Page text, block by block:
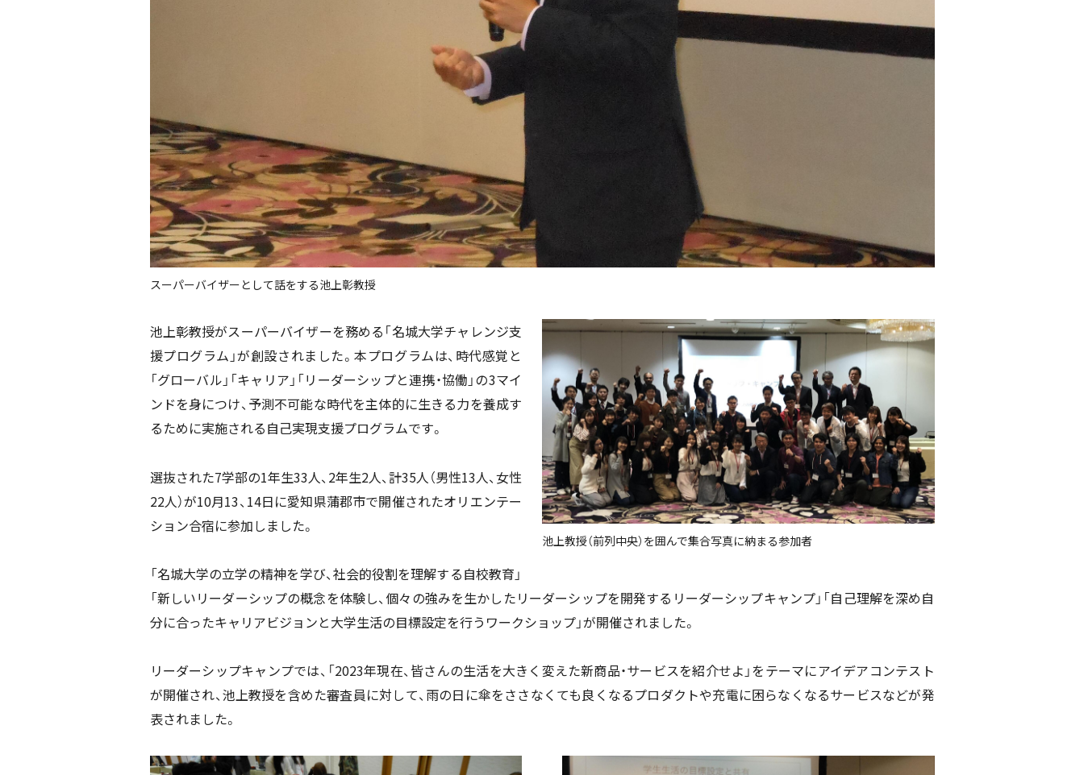
スーパーバイザーとして話をする池上彰教授
池上教授（前列中央）を囲んで集合写真に納まる参加者
池上彰教授がスーパーバイザーを務める「名城大学チャレンジ支
援プログラム」が創設されました。本プログラムは、時代感覚と
「グローバル」「キャリア」「リーダーシップと連携・協働」の3マイ
ンドを身につけ、予測不可能な時代を主体的に生きる力を養成す
るために実施される自己実現支援プログラムです。
選抜された7学部の1年生33人、2年生2人、計35人（男性13人、女性
22人）が10月13、14日に愛知県蒲郡市で開催されたオリエンテー
ション合宿に参加しました。
「名城大学の立学の精神を学び、社会的役割を理解する自校教育」
「新しいリーダーシップの概念を体験し、個々の強みを生かしたリーダーシップを開発するリーダーシップキャンプ」「自己理解を深め自
分に合ったキャリアビジョンと大学生活の目標設定を行うワークショップ」が開催されました。
リーダーシップキャンプでは、「2023年現在、皆さんの生活を大きく変えた新商品・サービスを紹介せよ」をテーマにアイデアコンテスト
が開催され、池上教授を含めた審査員に対して、雨の日に傘をささなくても良くなるプロダクトや充電に困らなくなるサービスなどが発
表されました。